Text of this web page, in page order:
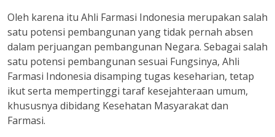
Oleh karena itu Ahli Farmasi Indonesia merupakan salah
satu potensi pembangunan yang tidak pernah absen
dalam perjuangan pembangunan Negara. Sebagai salah
satu potensi pembangunan sesuai Fungsinya, Ahli
Farmasi Indonesia disamping tugas keseharian, tetap
ikut serta mempertinggi taraf kesejahteraan umum,
khususnya dibidang Kesehatan Masyarakat dan
Farmasi.